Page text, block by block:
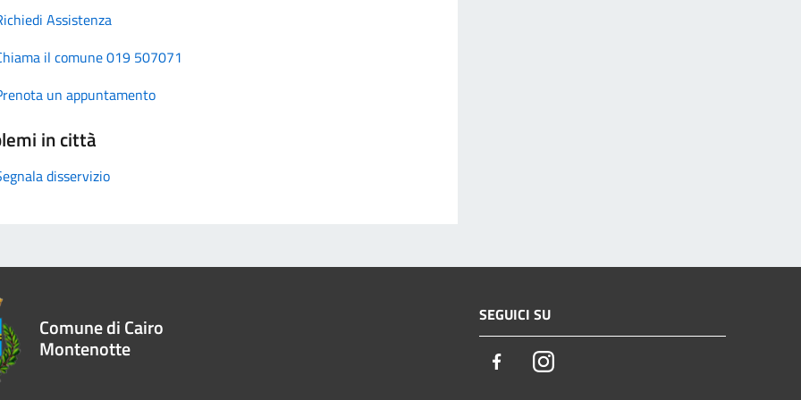
Assistenza
il comune 019 507071
un appuntamento
in città
disservizio
Comune di Cairo
Montenotte
SEGUICI SU
FacebookInstagram